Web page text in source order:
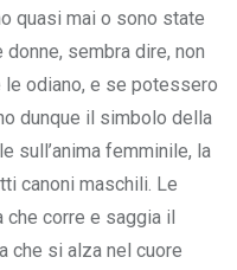
quasi mai o sono state
sembra dire, non
le odiano, e se potessero
dunque il simbolo della
sull’anima femminile, la
canoni maschili. Le
che corre e saggia il
che si alza nel cuore